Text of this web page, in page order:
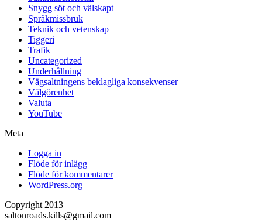
Snygg söt och välskapt
Språkmissbruk
Teknik och vetenskap
Tiggeri
Trafik
Uncategorized
Underhållning
Vägsaltningens beklagliga konsekvenser
Välgörenhet
Valuta
YouTube
Meta
Logga in
Flöde för inlägg
Flöde för kommentarer
WordPress.org
Copyright 2013
saltonroads.kills@gmail.com